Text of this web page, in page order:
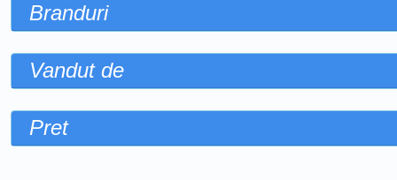
Branduri
Vandut de
Pret